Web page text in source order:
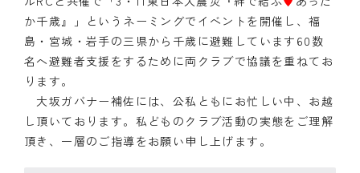
例会場・事務局の案内
リンク集
情報公開
入会のご案内
か千歳』」というネーミングでイベントを開催し、福
島・宮城・岩手の三県から千歳に避難しています60数
名へ避難者支援をするために両クラブで協議を重ねてお
ります。
大坂ガバナー補佐には、公私ともにお忙しい中、お越
し頂いております。私どものクラブ活動の実態をご理解
頂き、一層のご指導をお願い申し上げます。